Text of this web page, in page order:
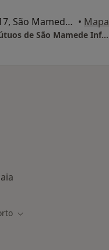
Rua Henrique Bravo, 6517, São Mamede de Infesta • Mapa
Associação de Socorros Mútuos de São Mamede Infesta
cidade
Mudar de cidade